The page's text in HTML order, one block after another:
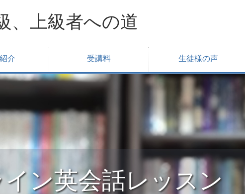
、上級者への道
介 受講料 生徒様の声
ン英会話レッスン